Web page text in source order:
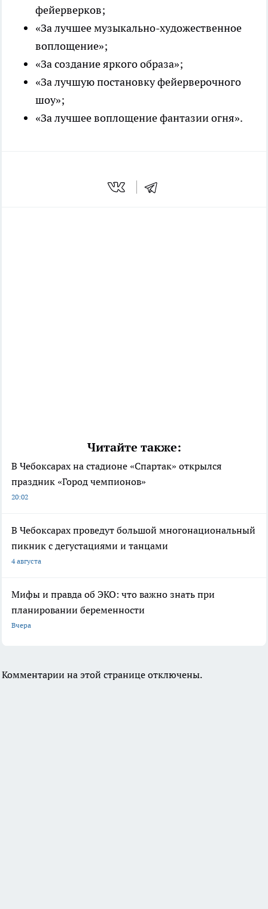
фейерверков;
«За лучшее музыкально-художественное
воплощение»;
«За создание яркого образа»;
«За лучшую постановку фейерверочного
шоу»;
«За лучшее воплощение фантазии огня».
Читайте также:
В Чебоксарах на стадионе «Спартак» открылся
праздник «Город чемпионов»
20:02
В Чебоксарах проведут большой многонациональный
пикник с дегустациями и танцами
4 августа
Мифы и правда об ЭКО: что важно знать при
планировании беременности
Вчера
Комментарии на этой странице отключены.